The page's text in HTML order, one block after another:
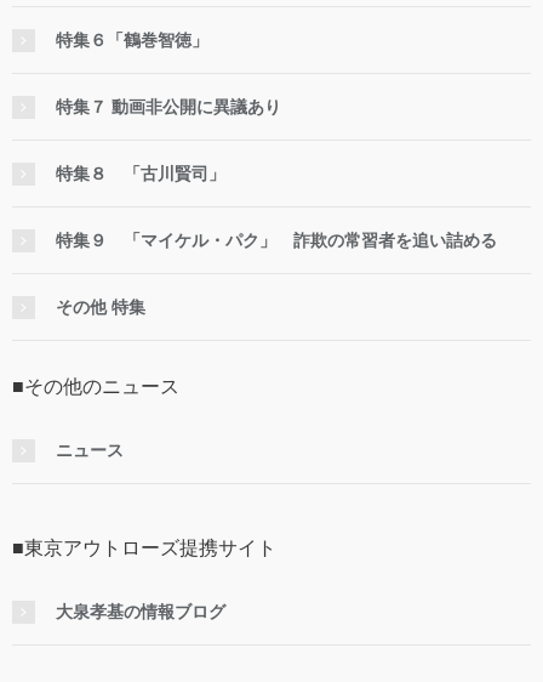
特集６「鶴巻智徳」
特集７ 動画非公開に異議あり
特集８ 「古川賢司」
特集９ 「マイケル・パク」 詐欺の常習者を追い詰める
その他 特集
■その他のニュース
ニュース
■東京アウトローズ提携サイト
大泉孝基の情報ブログ